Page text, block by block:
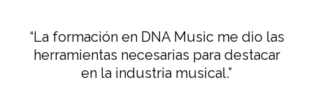
“La formación en DNA Music me dio las
herramientas necesarias para destacar
en la industria musical.”